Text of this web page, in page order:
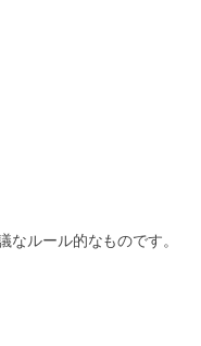
なルール的なものです。